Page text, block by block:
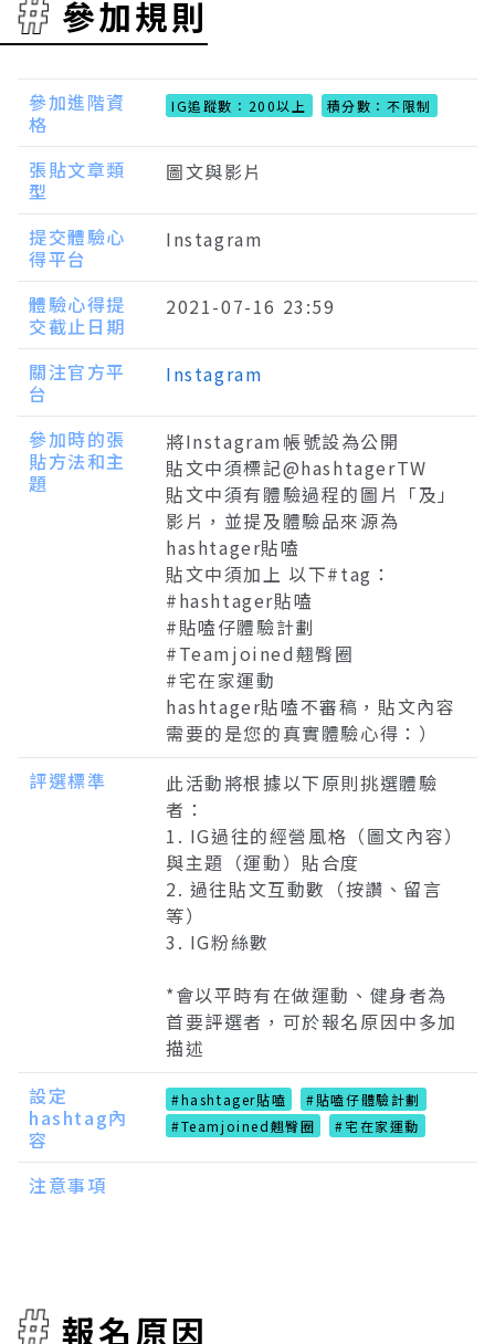
參加規則
參加進階資
格
IG追蹤數：200以上 積分數：不限制
張貼文章類
型
圖文與影片
提交體驗心
得平台
Instagram
體驗心得提
交截止日期
2021-07-16 23:59
關注官方平
台
Instagram
參加時的張
貼方法和主
題
將Instagram帳號設為公開
貼文中須標記@hashtagerTW
貼文中須有體驗過程的圖片「及」
影片，並提及體驗品來源為
hashtager貼嗑
貼文中須加上 以下#tag：
#hashtager貼嗑
#貼嗑仔體驗計劃
#Teamjoined翹臀圈
#宅在家運動
hashtager貼嗑不審稿，貼文內容
需要的是您的真實體驗心得：）
評選標準
此活動將根據以下原則挑選體驗
者：
1. IG過往的經營風格（圖文內容）
與主題（運動）貼合度
2. 過往貼文互動數（按讚、留言
等）
3. IG粉絲數
*會以平時有在做運動、健身者為
首要評選者，可於報名原因中多加
描述
設定
hashtag內
容
#hashtager貼嗑
#貼嗑仔體驗計劃
#Teamjoined翹臀圈
#宅在家運動
注意事項
報名原因